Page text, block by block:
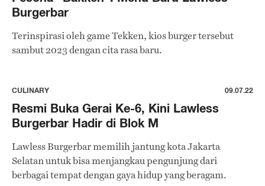
Burgerbar
Terinspirasi oleh game Tekken, kios burger tersebut
sambut 2023 dengan cita rasa baru.
CULINARY 09.07.22
Resmi Buka Gerai Ke-6, Kini Lawless
Burgerbar Hadir di Blok M
Lawless Burgerbar memilih jantung kota Jakarta
Selatan untuk bisa menjangkau pengunjung dari
berbagai tempat dengan gaya hidup yang beragam.